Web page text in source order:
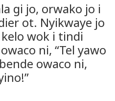
gi jo, orwako jo i
ot. Nyikwaye jo
wok i tindi
ni, “Tel yawo
owaco ni,